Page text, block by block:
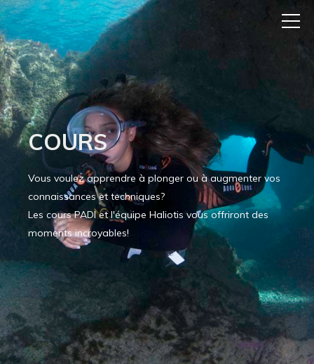
COURS
Vous voulez apprendre à plonger ou à augmenter vos
connaissances et techniques?
Les cours PADI et l'équipe Haliotis vous offriront des
moments incroyables!